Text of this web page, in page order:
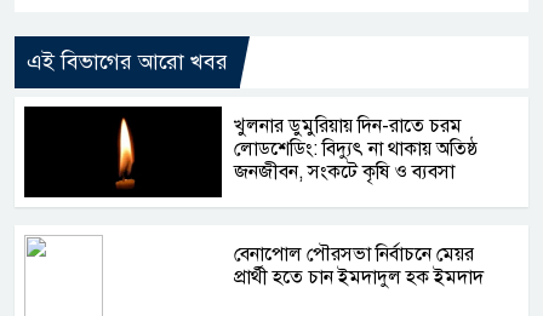
এই বিভাগের আরো খবর
খুলনার ডুমুরিয়ায় দিন-রাতে চরম
লোডশেডিং: বিদ্যুৎ না থাকায় অতিষ্ঠ
জনজীবন, সংকটে কৃষি ও ব্যবসা
বেনাপোল পৌরসভা নির্বাচনে মেয়র
প্রার্থী হতে চান ইমদাদুল হক ইমদাদ